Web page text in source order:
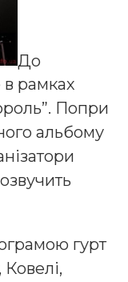
До
рамках
Попри
альбому
гурт